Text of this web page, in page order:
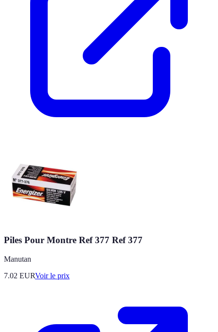
Piles Pour Montre Ref 377 Ref 377
Manutan
7.02 EURVoir le prix